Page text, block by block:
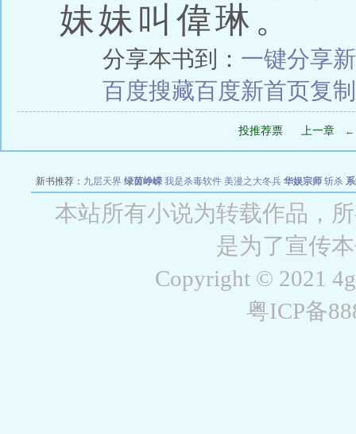
妹妹叫偉琳。
分享本书到： 一键分享
百度搜藏百度新首页复
投推荐票 上一章 ←
新书推荐： 九层天界 绿茵峥嵘 我是杀毒软件 美漫之大冬兵 华娱宗师 斩杀
战争天堂 混元道纪 教练万岁 都市全能巨星 绝对交易 全职武神 位面复
本站所有小说为转载作品，
是为了宣传
Copyright © 2021
粤ICP备